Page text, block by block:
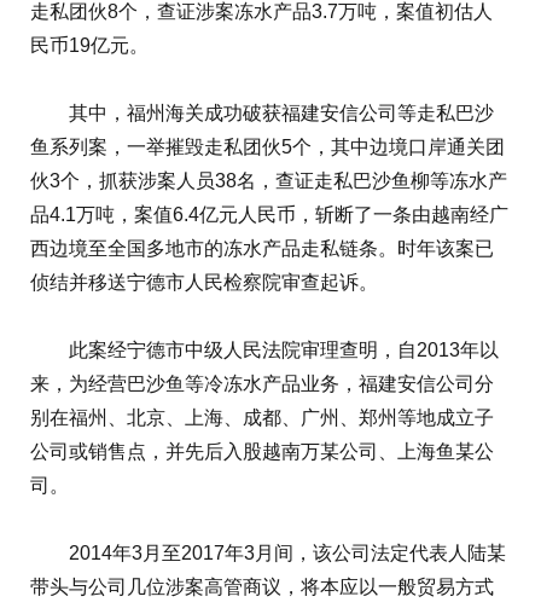
走私团伙8个，查证涉案冻水产品3.7万吨，案值初估人
民币19亿元。
其中，福州海关成功破获福建安信公司等走私巴沙
鱼系列案，一举摧毁走私团伙5个，其中边境口岸通关团
伙3个，抓获涉案人员38名，查证走私巴沙鱼柳等冻水产
品4.1万吨，案值6.4亿元人民币，斩断了一条由越南经广
西边境至全国多地市的冻水产品走私链条。时年该案已
侦结并移送宁德市人民检察院审查起诉。
此案经宁德市中级人民法院审理查明，自2013年以
来，为经营巴沙鱼等冷冻水产品业务，福建安信公司分
别在福州、北京、上海、成都、广州、郑州等地成立子
公司或销售点，并先后入股越南万某公司、上海鱼某公
司。
2014年3月至2017年3月间，该公司法定代表人陆某
带头与公司几位涉案高管商议，将本应以一般贸易方式